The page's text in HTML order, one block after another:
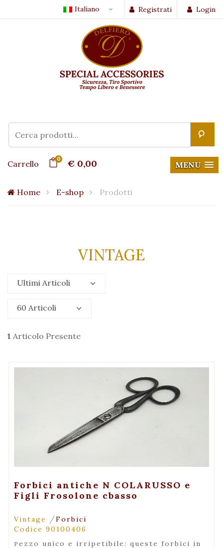
Login
Registrati
Italiano
Carrello 0 € 0,00 MENU
Home E-shop Prodotti
VINTAGE
Ultimi Articoli
60 Articoli
1 Articolo Presente
+ Visualizza
Forbici antiche N COLARUSSO e
Figli Frosolone cbasso
Vintage /Forbici
Codice 90100406
pezzo unico e irripetibile: queste forbici in